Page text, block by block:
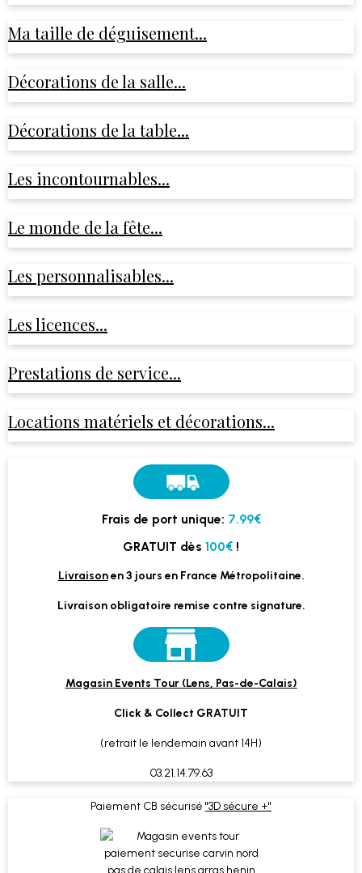
Ma taille de déguisement...
Décorations de la salle...
Décorations de la table...
Les incontournables...
Le monde de la fête...
Les personnalisables...
Les licences...
Prestations de service...
Locations matériels et décorations...
Frais de port unique: 7.99€
GRATUIT dès 100€ !
Livraisonen 3 jours en France Métropolitaine.
Livraison obligatoire remise contre signature.
Magasin Events Tour (Lens, Pas-de-Calais)
Click & Collect GRATUIT
(retrait le lendemain avant 14H)
03.21.14.79.63
Paiement CB sécurisé "3D sécure +"